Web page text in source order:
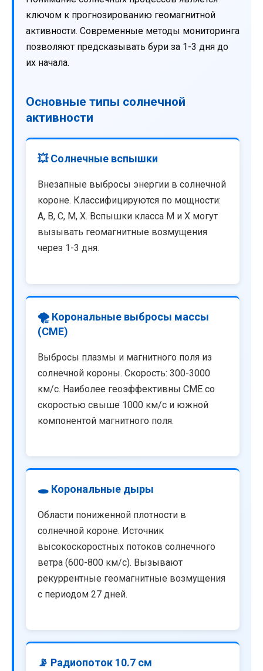
ключом к прогнозированию геомагнитной
активности. Современные методы мониторинга
позволяют предсказывать бури за 1-3 дня до
их начала.
Основные типы солнечной
активности
💥 Солнечные вспышки
Внезапные выбросы энергии в солнечной
короне. Классифицируются по мощности:
A, B, C, M, X. Вспышки класса M и X могут
вызывать геомагнитные возмущения
через 1-3 дня.
🌪️ Корональные выбросы массы
(CME)
Выбросы плазмы и магнитного поля из
солнечной короны. Скорость: 300-3000
км/с. Наиболее геоэффективны CME со
скоростью свыше 1000 км/с и южной
компонентой магнитного поля.
🕳️ Корональные дыры
Области пониженной плотности в
солнечной короне. Источник
высокоскоростных потоков солнечного
ветра (600-800 км/с). Вызывают
рекуррентные геомагнитные возмущения
с периодом 27 дней.
📡 Радиопоток 10.7 см